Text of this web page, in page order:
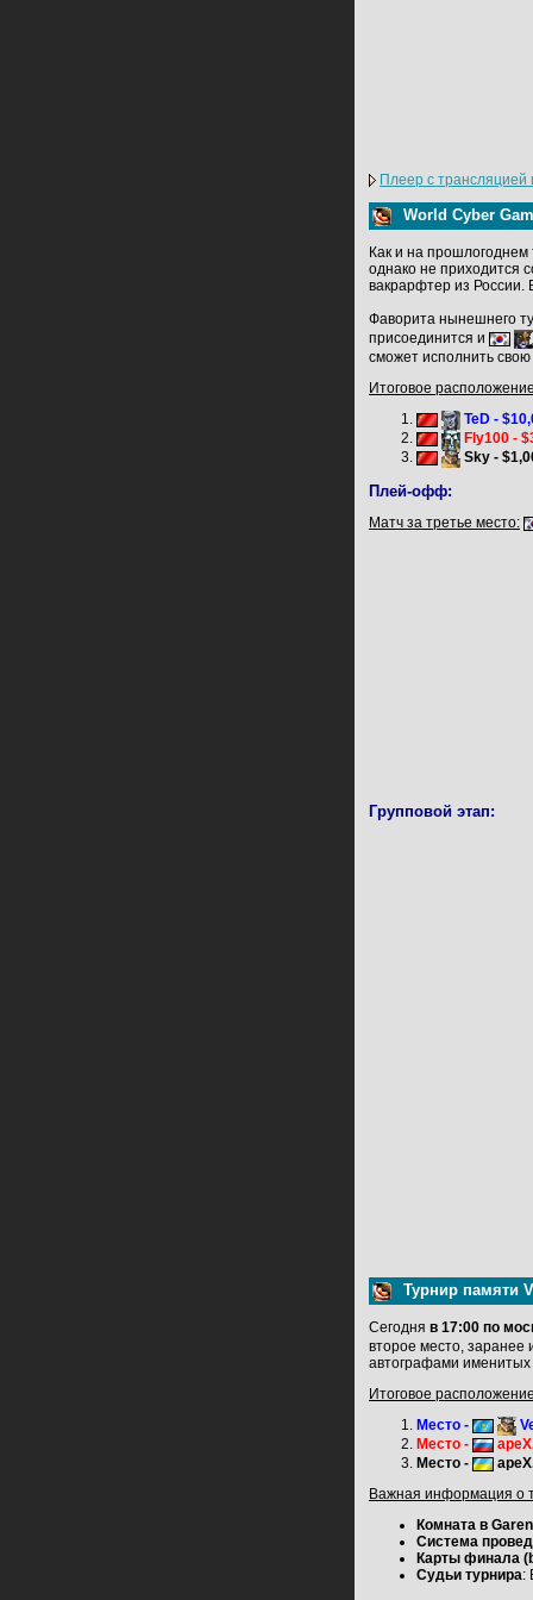
Плеер с трансляцией
World Cyber
Как и на прошлогоднем
однако не приходится
вакрарфтер из России.
Фаворита нынешнего
присоединится и
сможет исполнить
Итоговое
TeD -
Fly100 -
Sky -
Плей-офф:
Матч за третье место:
Групповой этап:
Турнир памяти
Сегодня в 17:00 по
второе место, заранее
автографами именитых
Итоговое
Место -
Место -
Место -
Важная информация о
Комната в
Система
Карты финала
Судьи турнира: